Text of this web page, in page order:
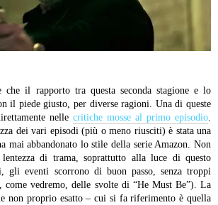
il rapporto tra questa seconda stagione e lo
il piede giusto, per diverse ragioni. Una di queste
nelle critiche mosse al primo episodio
dei vari episodi (più o meno riusciti) è stata una
mai abbandonato lo stile della serie Amazon. Non
di trama, soprattutto alla luce di questo
gli eventi scorrono di buon passo, senza troppi
come vedremo, delle svolte di “He Must Be”). La
non proprio esatto – cui si fa riferimento è quella